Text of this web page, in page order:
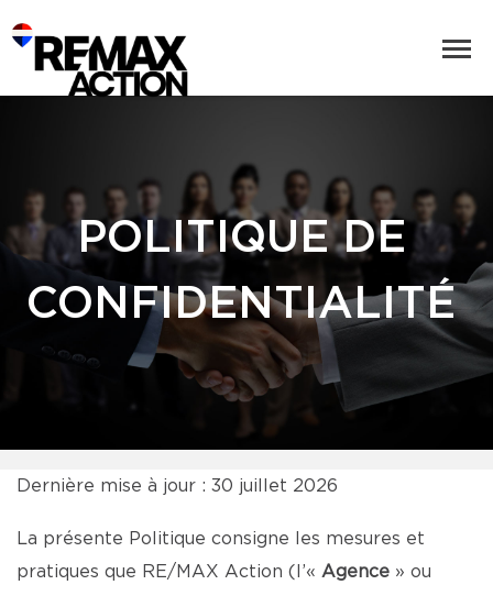
POLITIQUE DE
CONFIDENTIALITÉ
Dernière mise à jour : 30 juillet 2026
La présente Politique consigne les mesures et
pratiques que RE/MAX Action (l’« Agence » ou